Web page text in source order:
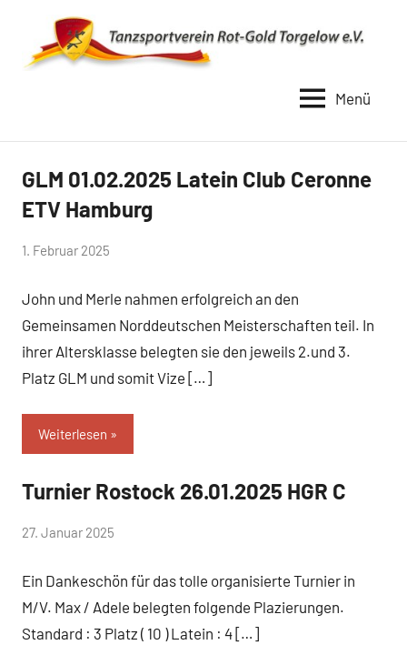
springen
Rot
Gold
Torgelow
Menü
Uncategorized
GLM 01.02.2025 Latein Club Ceronne
ETV Hamburg
von
Schwarz-
Stollhoff
1. Februar 2025
John und Merle nahmen erfolgreich an den
Gemeinsamen Norddeutschen Meisterschaften teil. In
ihrer Altersklasse belegten sie den jeweils 2.und 3.
Platz GLM und somit Vize […]
Weiterlesen
Uncategorized
Turnier Rostock 26.01.2025 HGR C
von
Schwarz-
Stollhoff
27. Januar 2025
Ein Dankeschön für das tolle organisierte Turnier in
M/V. Max / Adele belegten folgende Plazierungen.
Standard : 3 Platz ( 10 ) Latein : 4 […]